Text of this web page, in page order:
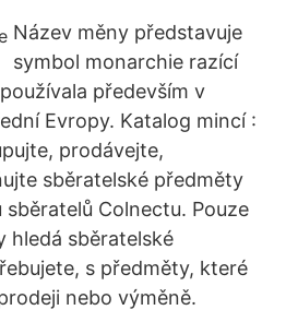
Název měny představuje
symbol monarchie razící
především v
Evropy. Katalog mincí :
prodávejte,
sběratelské předměty
Colnectu. Pouze
hledá sběratelské
s předměty, které
nebo výměně.